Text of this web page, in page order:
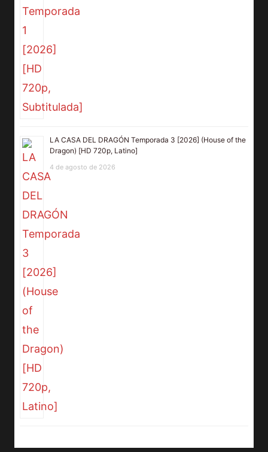
LA CASA DEL DRAGÓN Temporada 3 [2026] (House of the
Dragon) [HD 720p, Latino]
4 de agosto de 2026